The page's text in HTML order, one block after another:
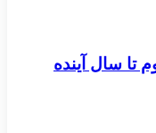
اتریوم تا سال آینده